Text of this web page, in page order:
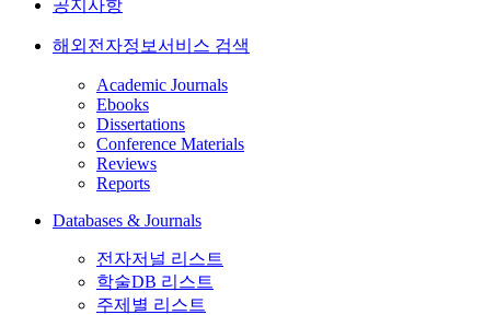
공지사항
해외전자정보서비스 검색
Academic Journals
Ebooks
Dissertations
Conference Materials
Reviews
Reports
Databases & Journals
전자저널 리스트
학술DB 리스트
주제별 리스트